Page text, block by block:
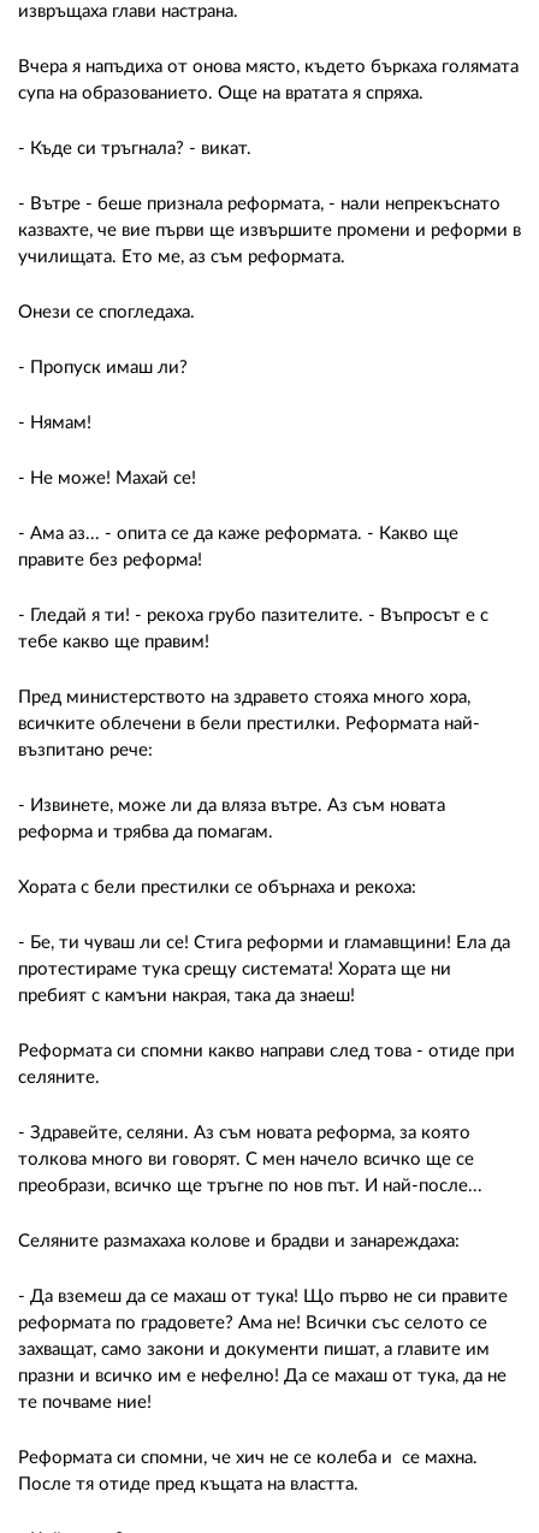
извръщаха глави настрана.
Вчера я напъдиха от онова място, където бъркаха голямата
супа на образованието. Още на вратата я спряха.
- Къде си тръгнала? - викат.
- Вътре - беше признала реформата, - нали непрекъснато
казвахте, че вие първи ще извършите промени и реформи в
училищата. Ето ме, аз съм реформата.
Онези се спогледаха.
- Пропуск имаш ли?
- Нямам!
- Не може! Махай се!
- Ама аз... - опита се да каже реформата. - Какво ще
правите без реформа!
- Гледай я ти! - рекоха грубо пазителите. - Въпросът е с
тебе какво ще правим!
Пред министерството на здравето стояха много хора,
всичките облечени в бели престилки. Реформата най-
възпитано рече:
- Извинете, може ли да вляза вътре. Аз съм новата
реформа и трябва да помагам.
Хората с бели престилки се обърнаха и рекоха:
- Бе, ти чуваш ли се! Стига реформи и гламавщини! Ела да
протестираме тука срещу системата! Хората ще ни
пребият с камъни накрая, така да знаеш!
Реформата си спомни какво направи след това - отиде при
селяните.
- Здравейте, селяни. Аз съм новата реформа, за която
толкова много ви говорят. С мен начело всичко ще се
преобрази, всичко ще тръгне по нов път. И най-после...
Селяните размахаха колове и брадви и занареждаха:
- Да вземеш да се махаш от тука! Що първо не си правите
реформата по градовете? Ама не! Всички със селото се
захващат, само закони и документи пишат, а главите им
празни и всичко им е нефелно! Да се махаш от тука, да не
те почваме ние!
Реформата си спомни, че хич не се колеба и се махна.
После тя отиде пред къщата на властта.